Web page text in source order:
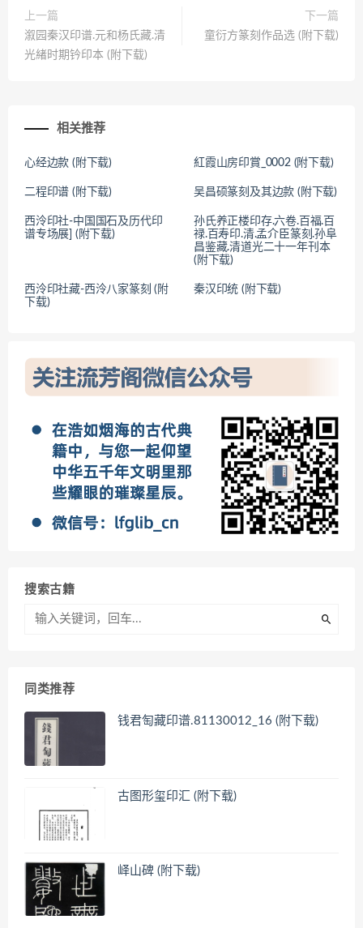
上一篇
溆园秦汉印谱.元和杨氏藏.清
光緖时期钤印本 (附下载)
下一篇
童衍方篆刻作品选 (附下载)
相关推荐
心经边款 (附下载) 紅霞山房印賞_0002 (附下载)
二程印谱 (附下载) 吴昌硕篆刻及其边款 (附下载)
西泠印社-中国国石及历代印
谱专场展] (附下载)
孙氏养正楼印存.六卷.百福.百
禄.百寿印.清.孟介臣篆刻.孙阜
昌鉴藏.清道光二十一年刊本
(附下载)
西泠印社藏-西泠八家篆刻 (附
下载)
秦汉印统 (附下载)
搜索古籍
同类推荐
钱君匋藏印谱.81130012_16 (附下载)
古图形玺印汇 (附下载)
峄山碑 (附下载)